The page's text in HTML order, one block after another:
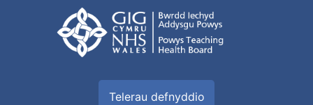
Telerau defnyddio